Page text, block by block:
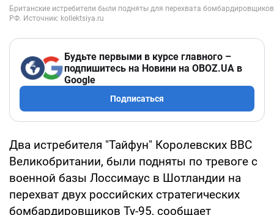
Будьте первыми в курсе главного –
подпишитесь на Новини на OBOZ.UA в
Google
Подписаться
Два истребителя "Тайфун" Королевских ВВС
Великобритании, были подняты по тревоге с
военной базы Лоссимаус в Шотландии на
перехват двух российских стратегических
бомбардировщиков Ту-95, сообщает